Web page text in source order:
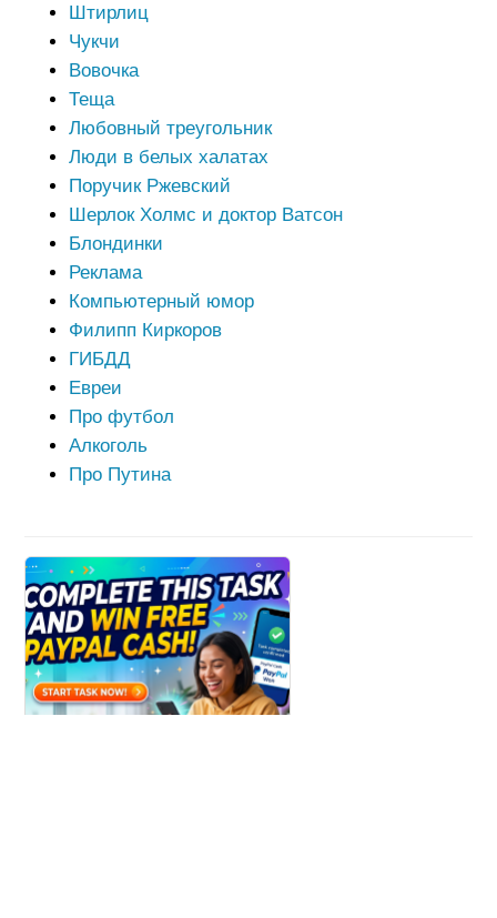
Штирлиц
Чукчи
Вовочка
Теща
Любовный треугольник
Люди в белых халатах
Поручик Ржевский
Шерлок Холмс и доктор Ватсон
Блондинки
Реклама
Компьютерный юмор
Филипп Киркоров
ГИБДД
Евреи
Про футбол
Алкоголь
Про Путина